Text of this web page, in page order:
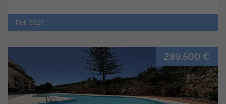
Ref. 3527
289.500 €